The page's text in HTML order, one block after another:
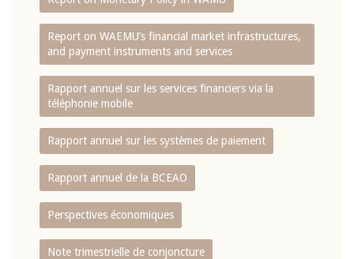
Report on WAEMU’s financial market infrastructures,
and payment instruments and services
Rapport annuel sur les services financiers via la
téléphonie mobile
Rapport annuel sur les systèmes de paiement
Rapport annuel de la BCEAO
Perspectives économiques
Note trimestrielle de conjoncture